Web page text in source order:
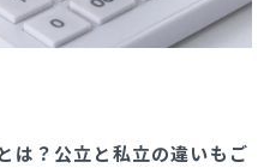
は？公立と私立の違いもご